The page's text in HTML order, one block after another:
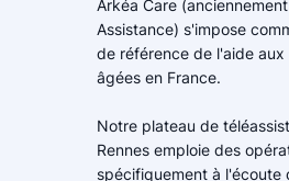
Arkéa Care
Assistance) s'impose
de référence de l'aide aux
âgées en France.
Notre plateau de
Rennes emploie des
spécifiquement à l'écoute